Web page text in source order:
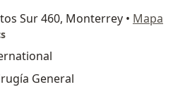
Sur 460, Monterrey • Mapa
General